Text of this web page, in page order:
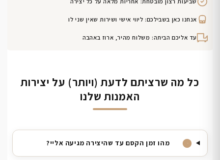
אנחנו כאן בשבילכם: ליווי אישי ושירות שאין שני לו
עד אליכם הביתה: משלוח מהיר, ארוז באהבה
כל מה שרציתם לדעת (ויותר) על יצירות
האמנות שלנו
מהו זמן הקסם עד שהיצירה מגיעה אליי?